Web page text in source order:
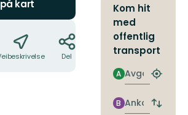
kart
Del
Kom hit
med
offentlig
transport
Avgang
A
Finn
Ankomst
B
Bytt